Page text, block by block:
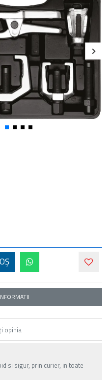
opinia
si sigur, prin curier, in toate